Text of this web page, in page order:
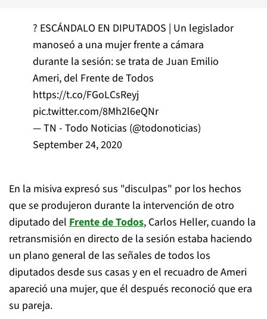
? ESCÁNDALO EN DIPUTADOS | Un legislador
manoseó a una mujer frente a cámara
durante la sesión: se trata de Juan Emilio
Ameri, del Frente de Todos
https://t.co/FGoLCsReyj
pic.twitter.com/8Mh2l6eQNr
— TN - Todo Noticias (@todonoticias)
September 24, 2020
En la misiva expresó sus "disculpas" por los hechos
que se produjeron durante la intervención de otro
diputado del Frente de Todos, Carlos Heller, cuando la
retransmisión en directo de la sesión estaba haciendo
un plano general de las señales de todos los
diputados desde sus casas y en el recuadro de Ameri
apareció una mujer, que él después reconoció que era
su pareja.